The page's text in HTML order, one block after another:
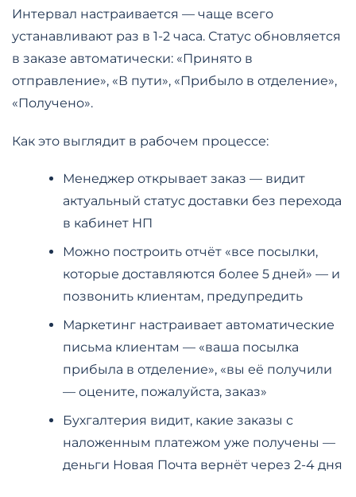
Интервал настраивается — чаще всего
устанавливают раз в 1-2 часа. Статус обновляется
в заказе автоматически: «Принято в
отправление», «В пути», «Прибыло в отделение»,
«Получено».
Как это выглядит в рабочем процессе:
Менеджер открывает заказ — видит
актуальный статус доставки без перехода
в кабинет НП
Можно построить отчёт «все посылки,
которые доставляются более 5 дней» — и
позвонить клиентам, предупредить
Маркетинг настраивает автоматические
письма клиентам — «ваша посылка
прибыла в отделение», «вы её получили
— оцените, пожалуйста, заказ»
Бухгалтерия видит, какие заказы с
наложенным платежом уже получены —
деньги Новая Почта вернёт через 2-4 дня